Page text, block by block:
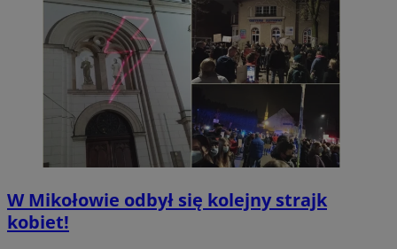
W Mikołowie odbył się kolejny strajk
kobiet!